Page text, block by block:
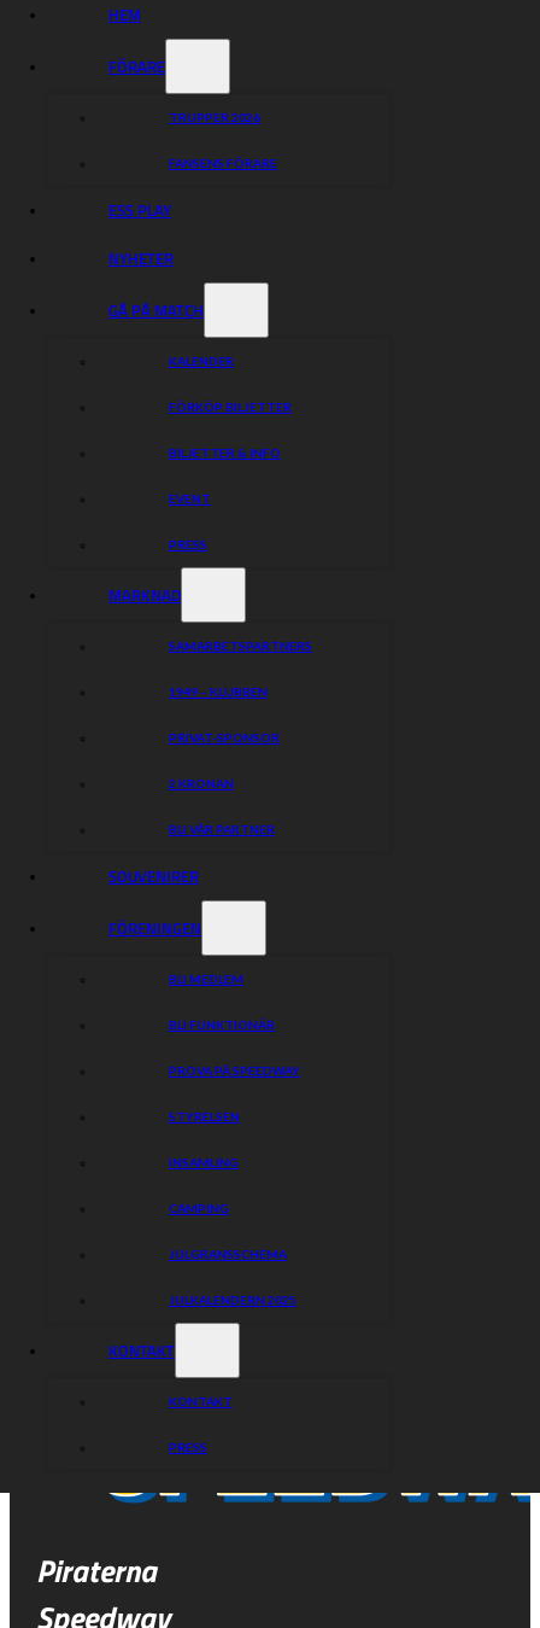
HEM
FÖRARE
TRUPPER 2026
FANSENS FÖRARE
ESS PLAY
NYHETER
GÅ PÅ MATCH
KALENDER
FÖRKÖP BILJETTER
BILJETTER & INFO
EVENT
PRESS
MARKNAD
SAMARBETSPARTNERS
1949 – KLUBBEN
PRIVAT-SPONSOR
2 KRONAN
BLI VÅR PARTNER
SOUVENIRER
FÖRENINGEN
BLI MEDLEM
BLI FUNKTIONÄR
PROVA PÅ SPEEDWAY
STYRELSEN
INSAMLING
CAMPING
JULGRANSSCHEMA
JULKALENDERN 2025
KONTAKT
KONTAKT
PRESS
Piraterna
Speedway